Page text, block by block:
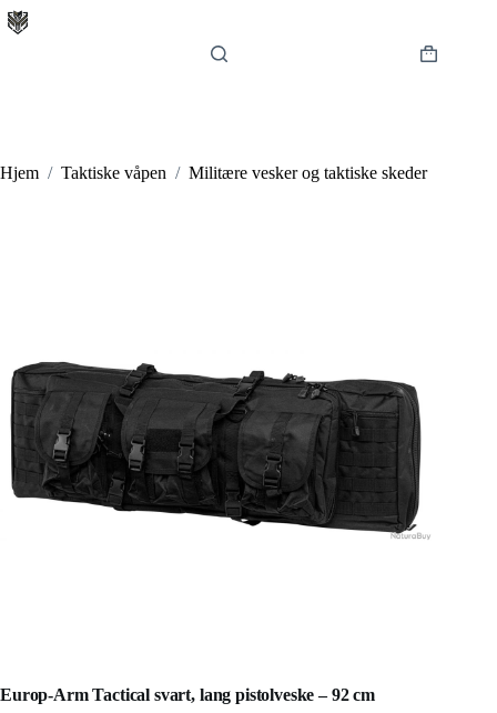
Hopp
til
Hjem / Taktiske våpen / Militære vesker og taktiske skeder
Europ-Arm Tactical svart, lang pistolveske – 92 cm